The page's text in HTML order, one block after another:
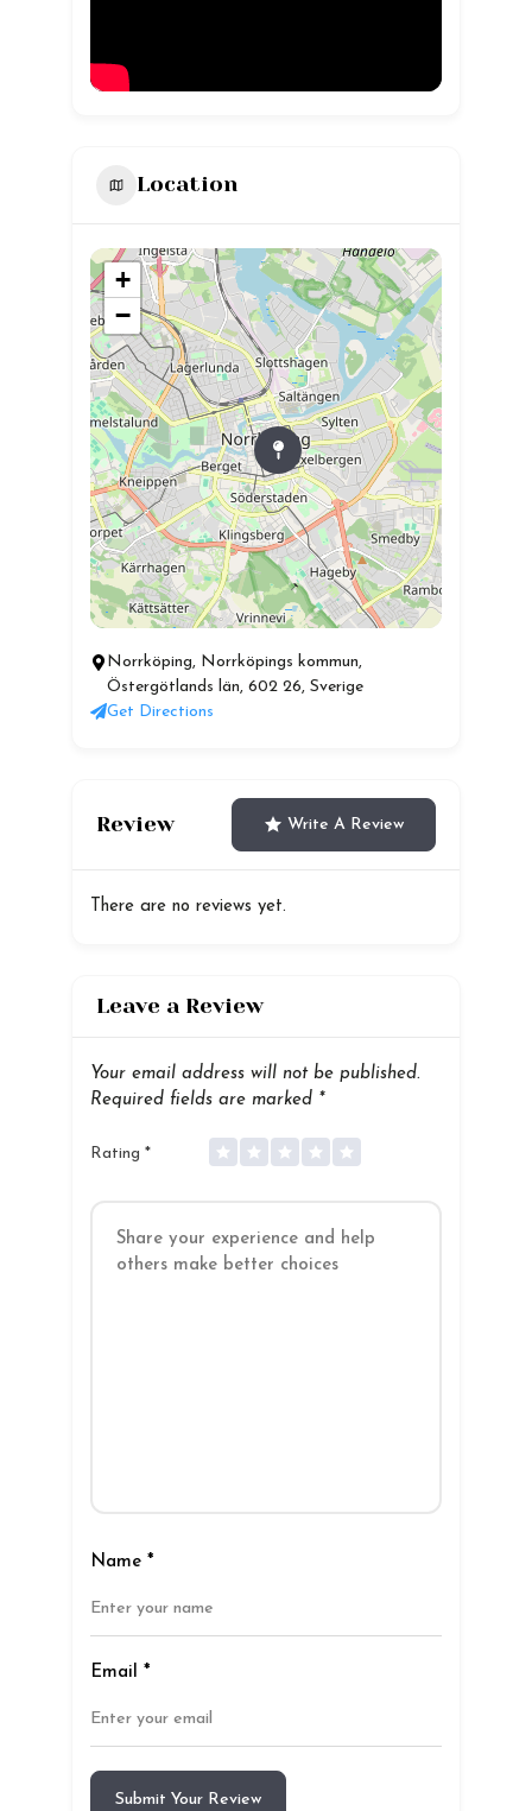
Location
+
−
Norrköping, Norrköpings kommun,
Östergötlands län, 602 26, Sverige
Get Directions
Review Write A Review
There are no reviews yet.
Leave a Review
Your email address will not be published.
Required fields are marked *
Rating *
Name *
Email *
Submit Your Review